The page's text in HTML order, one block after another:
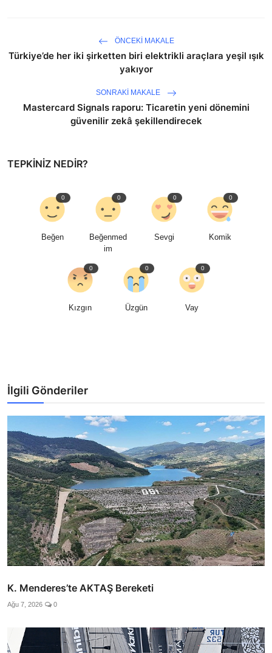
ÖNCEKI MAKALE
Türkiye’de her iki şirketten biri elektrikli araçlara yeşil ışık
yakıyor
SONRAKI MAKALE
Mastercard Signals raporu: Ticaretin yeni dönemini
güvenilir zekâ şekillendirecek
TEPKINIZ NEDIR?
Beğen
0
Beğenmed
im
0
Sevgi
0
Komik
0
Kızgın
0
Üzgün
0
Vay
0
İlgili Gönderiler
K. Menderes’te AKTAŞ Bereketi
Ağu 7, 2026 0